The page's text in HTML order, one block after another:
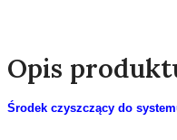
Opis
Środek czyszczący do